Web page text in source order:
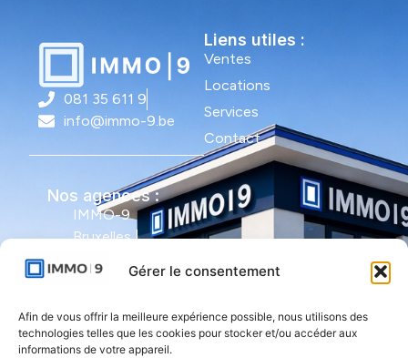
Gérer le consentement
Afin de vous offrir la meilleure expérience possible, nous utilisons des
technologies telles que les cookies pour stocker et/ou accéder aux
informations de votre appareil.
081 35 611 9
info@immo-9.be
Nos agences :
IMMO-9
Bruxelles |
491 - bte 12 |
IMMO-9 Namur |
Liens utiles :
Ventes
Locations
Services
Contact